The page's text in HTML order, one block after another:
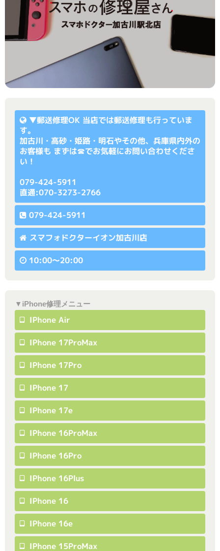
▼郵送修理OK 当店では郵送修理も行っていま
す。
加古川・高砂・姫路・明石やその他、兵庫県内外の
お客様も まずは☎でお気軽にお問い合わせくださ
い！
079-424-5911
直通:070-3273-2766
079-424-5911
スマフォドクターイオン加古川店
10:00〜20:00
▼iPhone修理メニュー
IPhone Air
IPhone 17ProMax
IPhone 17Pro
IPhone 17
IPhone 17e
IPhone 16ProMax
IPhone 16Pro
IPhone 16Plus
IPhone 16
IPhone 16e
IPhone 15ProMax